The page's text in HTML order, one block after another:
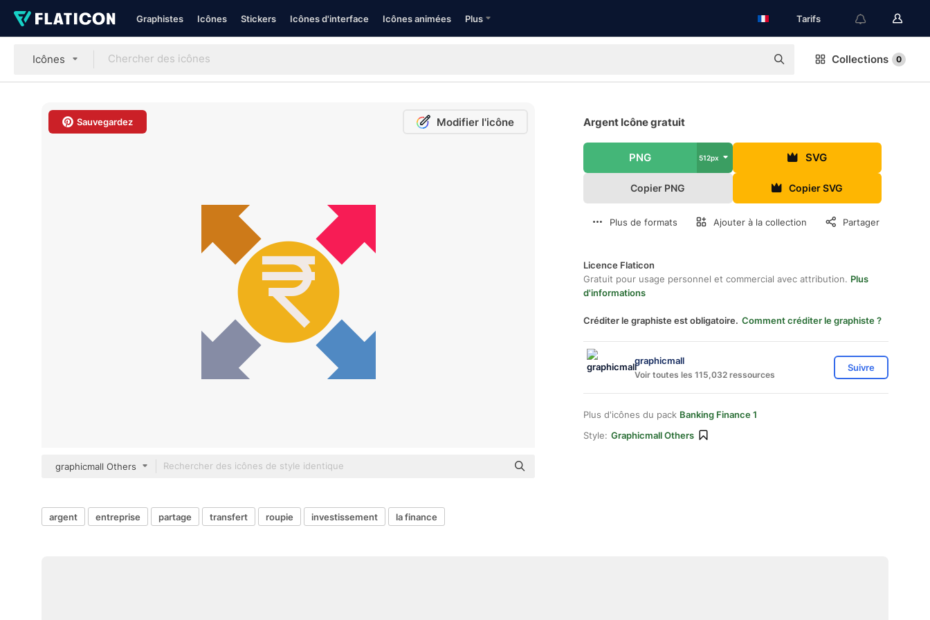
Graphistes Icônes Stickers Icônes d'interface Icônes animées Plus Tarifs
Icônes Collections 0
Sauvegardez Modifier l'icône
graphicmall Others
Argent Icône gratuit
PNG 512px SVG
Copier PNG Copier SVG
Plus de formats Ajouter à la collection Partager
Licence Flaticon
Gratuit pour usage personnel et commercial avec attribution. Plus
d'informations
Créditer le graphiste est obligatoire. Comment créditer le graphiste ?
graphicmall
Voir toutes les 115,032 ressources
Suivre
Plus d'icônes du pack Banking Finance 1
Style: Graphicmall Others
argent entreprise partage transfert roupie investissement la finance